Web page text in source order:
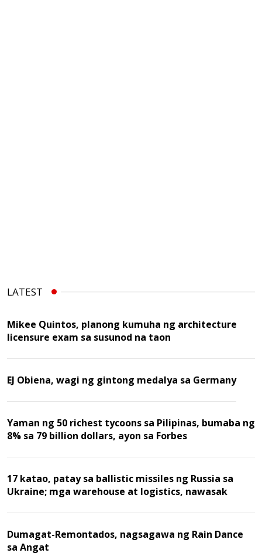
LATEST
Mikee Quintos, planong kumuha ng architecture
licensure exam sa susunod na taon
EJ Obiena, wagi ng gintong medalya sa Germany
Yaman ng 50 richest tycoons sa Pilipinas, bumaba ng
8% sa 79 billion dollars, ayon sa Forbes
17 katao, patay sa ballistic missiles ng Russia sa
Ukraine; mga warehouse at logistics, nawasak
Dumagat-Remontados, nagsagawa ng Rain Dance
sa Angat